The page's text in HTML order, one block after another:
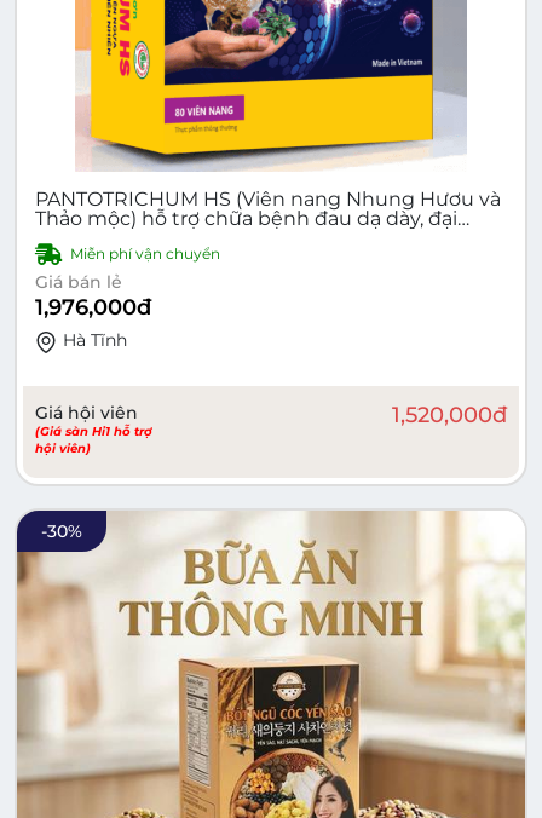
PANTOTRICHUM HS (Viên nang Nhung Hươu và
Thảo mộc) hỗ trợ chữa bệnh đau dạ dày, đại
Miễn phí vận chuyển
Giá bán lẻ
1,976,000đ
Hà Tĩnh
Giá hội viên
(Giá sàn Hi1 hỗ trợ
hội viên)
1,520,000đ
-30%